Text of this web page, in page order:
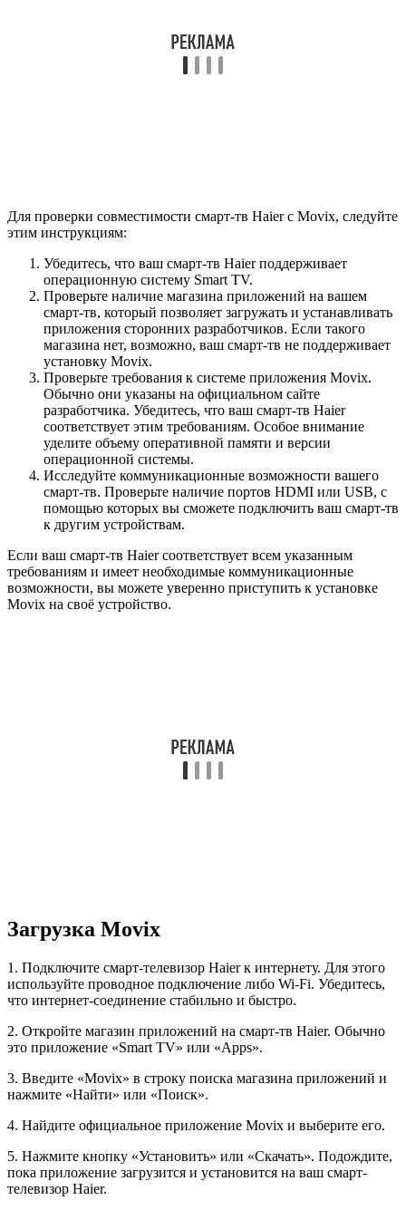
Для проверки совместимости смарт-тв Haier с Movix, следуйте
этим инструкциям:
Убедитесь, что ваш смарт-тв Haier поддерживает
операционную систему Smart TV.
Проверьте наличие магазина приложений на вашем
смарт-тв, который позволяет загружать и устанавливать
приложения сторонних разработчиков. Если такого
магазина нет, возможно, ваш смарт-тв не поддерживает
установку Movix.
Проверьте требования к системе приложения Movix.
Обычно они указаны на официальном сайте
разработчика. Убедитесь, что ваш смарт-тв Haier
соответствует этим требованиям. Особое внимание
уделите объему оперативной памяти и версии
операционной системы.
Исследуйте коммуникационные возможности вашего
смарт-тв. Проверьте наличие портов HDMI или USB, с
помощью которых вы сможете подключить ваш смарт-тв
к другим устройствам.
Если ваш смарт-тв Haier соответствует всем указанным
требованиям и имеет необходимые коммуникационные
возможности, вы можете уверенно приступить к установке
Movix на своё устройство.
Загрузка Movix
1. Подключите смарт-телевизор Haier к интернету. Для этого
используйте проводное подключение либо Wi-Fi. Убедитесь,
что интернет-соединение стабильно и быстро.
2. Откройте магазин приложений на смарт-тв Haier. Обычно
это приложение «Smart TV» или «Apps».
3. Введите «Movix» в строку поиска магазина приложений и
нажмите «Найти» или «Поиск».
4. Найдите официальное приложение Movix и выберите его.
5. Нажмите кнопку «Установить» или «Скачать». Подождите,
пока приложение загрузится и установится на ваш смарт-
телевизор Haier.